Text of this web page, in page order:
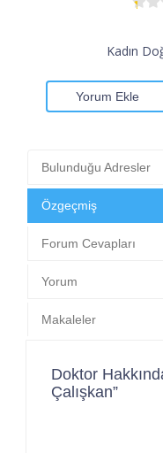
Kadın
Yorum Ekle
Bulunduğu Adresler
Özgeçmiş
Forum Cevapları
Yorum
Makaleler
Doktor
Çalışkan”